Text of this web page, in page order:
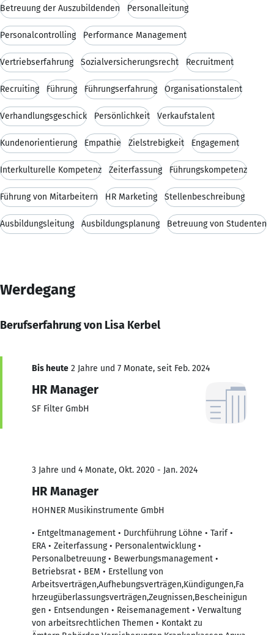
Betreuung der Auszubildenden Personalleitung
Personalcontrolling Performance Management
Vertriebserfahrung Sozialversicherungsrecht Recruitment
Recruiting Führung Führungserfahrung Organisationstalent
Verhandlungsgeschick Persönlichkeit Verkaufstalent
Kundenorientierung Empathie Zielstrebigkeit Engagement
Interkulturelle Kompetenz Zeiterfassung Führungskompetenz
Führung von Mitarbeitern HR Marketing Stellenbeschreibung
Ausbildungsleitung Ausbildungsplanung Betreuung von Studenten
Werdegang
Berufserfahrung von Lisa Kerbel
Bis heute 2 Jahre und 7 Monate, seit Feb. 2024
HR Manager
SF Filter GmbH
3 Jahre und 4 Monate, Okt. 2020 - Jan. 2024
HR Manager
HOHNER Musikinstrumente GmbH
• Entgeltmanagement • Durchführung Löhne • Tarif •
ERA • Zeiterfassung • Personalentwicklung •
Personalbetreuung • Bewerbungsmanagement •
Betriebsrat • BEM • Erstellung von
Arbeitsverträgen,Aufhebungsverträgen,Kündigungen,Fa
hrzeugüberlassungsverträgen,Zeugnissen,Bescheinigun
gen • Entsendungen • Reisemanagement • Verwaltung
von arbeitsrechtlichen Themen • Kontakt zu